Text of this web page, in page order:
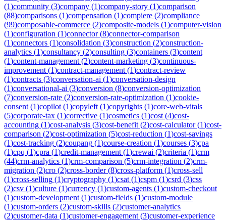
(1)community (3)company (1)company-story (1)comparison
(88)comparisons (1)compensation (1)compiere (2)compliance
(99)composable-commerce (2)composite-models (1)computer-vision
(1)configuration (1)connector(8)connector-comparison
(1)connectors (1)consolidation (3)construction (2)construction-
analytics (1)consultancy (2)consulting (3)containers (3)content
(1)content-management (2)content-marketing (3)continuous-
improvement (1)contract-management (1)contract-review
(1)contracts (3)conversation-ai (1)conversation-design
(1)conversational-ai (3)conversion (8)conversion-optimization
(7)conversion-rate (2)conversion-rate-optimization (1)cookie-
consent (1)copilot (1)copyleft (1)copyrights (1)core-web-vitals
(5)corporate-tax (1)corrective (1)cosmetics (1)cost (4)cost-
accounting (1)cost-analysis (3)cost-benefit (2)cost-calculator(1)cost-
comparison (2)cost-optimization (5)cost-reduction (1)cost-savings
(1)cost-tracking (2)coupang (1)course-creation (1)courses (3)cpa
(1)cpq (1)cpra (1)credit-management (1)crewai (2)criteria (1)crm
(44)crm-analytics (1)crm-comparison (5)crm-integration (2)crm-
migration (2)cro (2)cross-border(8)cross-platform (1)cross-sell
(1)cross-selling (1)cryptography (1)csat (1)cspm (1)csrd (3)css
(2)csv (1)culture (1)currency (1)custom-agents (1)custom-checkout
(1)custom-development (1)custom-fields (1)custom-module
(1)custom-orders (2)custom-skills (2)customer-analytics
(2)customer-data (1)customer-engagement (3)customer-experience